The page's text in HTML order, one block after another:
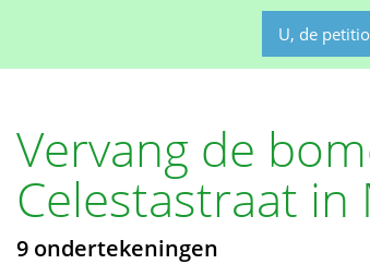
U, de
Vervang de
Celestastraat
9 ondertekeningen